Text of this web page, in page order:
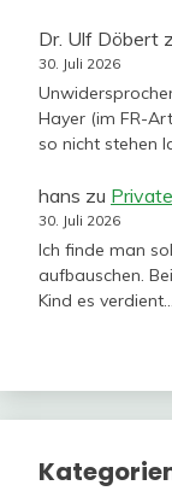
Dr. Ulf Döbert
30. Juli 2026
Hayer (im FR-
so nicht stehen
hans zu
30. Juli 2026
Ich finde man
aufbauschen.
Kind es verdient…